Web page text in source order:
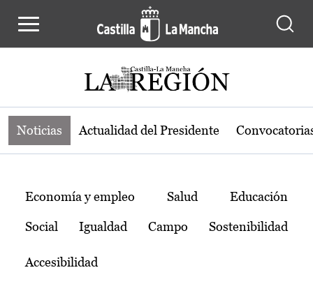
Noticias de la región de Castilla-La
Noticias Actualidad del Presidente
Temas
Economía y empleo Salud Educación
Social Igualdad Campo Sostenibilidad
Accesibilidad